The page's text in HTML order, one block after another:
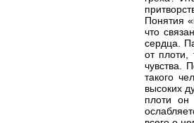
Понятия
что
сердца.
от плоти,
чувства.
такого
высоких
плоти он